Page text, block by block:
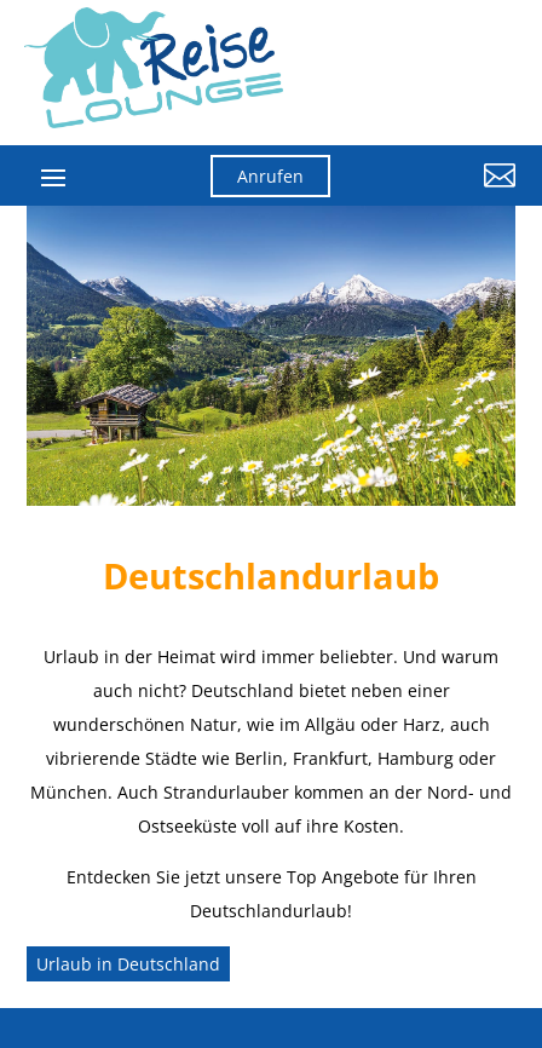
Anrufen 
Deutschlandurlaub
Urlaub in der Heimat wird immer beliebter. Und warum
auch nicht? Deutschland bietet neben einer
wunderschönen Natur, wie im Allgäu oder Harz, auch
vibrierende Städte wie Berlin, Frankfurt, Hamburg oder
München. Auch Strandurlauber kommen an der Nord- und
Ostseeküste voll auf ihre Kosten.
Entdecken Sie jetzt unsere Top Angebote für Ihren
Deutschlandurlaub!
Urlaub in Deutschland